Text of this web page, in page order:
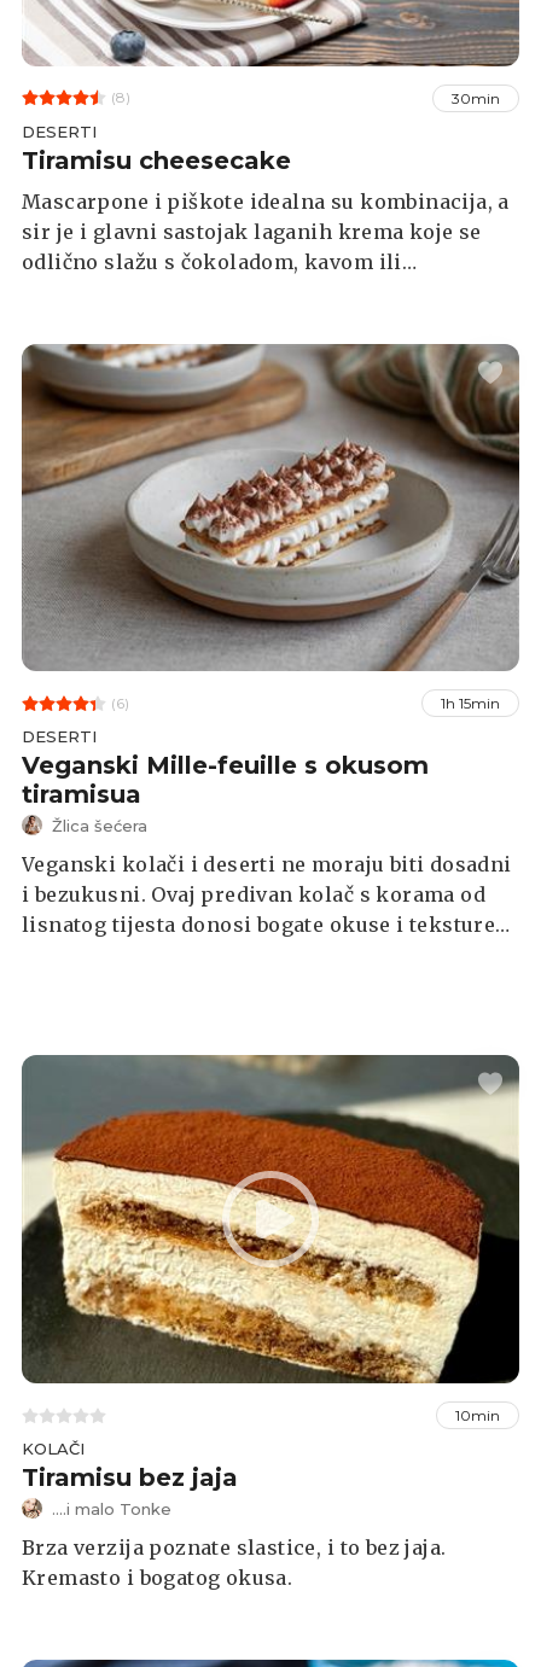
(8) 30min
DESERTI
Tiramisu cheesecake
Mascarpone i piškote idealna su kombinacija, a
sir je i glavni sastojak laganih krema koje se
odlično slažu s čokoladom, kavom ili
(6) 1h 15min
DESERTI
Veganski Mille-feuille s okusom
tiramisua
Žlica šećera
Veganski kolači i deserti ne moraju biti dosadni
i bezukusni. Ovaj predivan kolač s korama od
lisnatog tijesta donosi bogate okuse i teksture
10min
KOLAČI
Tiramisu bez jaja
....i malo Tonke
Brza verzija poznate slastice, i to bez jaja.
Kremasto i bogatog okusa.